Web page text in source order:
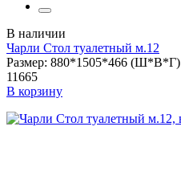
В наличии
Чарли Стол туалетный м.12
Размер: 880*1505*466 (Ш*В*Г)
11665
В корзину